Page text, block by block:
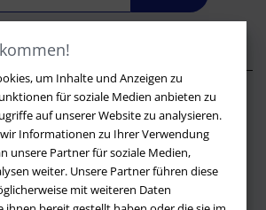
um Inhalte und Anzeigen zu
für soziale Medien anbieten zu
auf unserer Website zu analysieren.
Informationen zu Ihrer Verwendung
unsere Partner für soziale Medien,
weiter. Unsere Partner führen diese
mit weiteren Daten